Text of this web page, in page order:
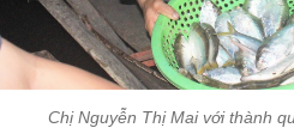
Chị Nguyễn Thị Mai với thành